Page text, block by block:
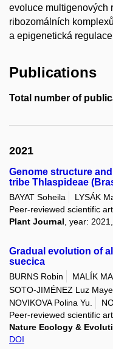
evoluce multigenových
ribozomálních
a epigenetická
Publications
Total number of
2021
Genome structure
tribe Thlaspideae
BAYAT Soheila LYSÁK
Peer-reviewed scientific
Plant Journal , year:
Gradual evolution of
suecica
BURNS Robin MALÍK
SOTO-JIMÉNEZ Luz
NOVIKOVA Polina Yu.
Peer-reviewed scientific
Nature Ecology &
DOI